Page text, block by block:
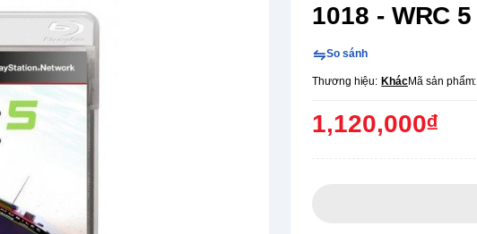
1018 - WRC 5
So sánh
Thương hiệu: KhácMã sản phẩm:
1,120,000₫